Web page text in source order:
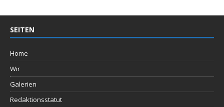
SEITEN
Home
Wir
Galerien
Redaktionsstatut